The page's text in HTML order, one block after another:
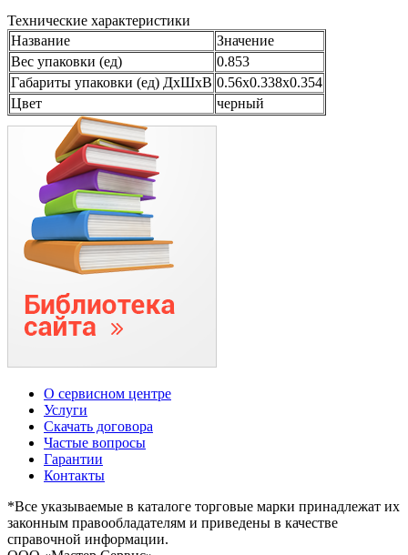
Технические характеристики
Название
Значение
Вес упаковки (ед)
0.853
Габариты упаковки (ед) ДхШхВ 0.56x0.338x0.354
Цвет
черный
О сервисном центре
Услуги
Скачать договора
Частые вопросы
Гарантии
Контакты
*Все указываемые в каталоге торговые марки принадлежат их
законным правообладателям и приведены в качестве
справочной информации.